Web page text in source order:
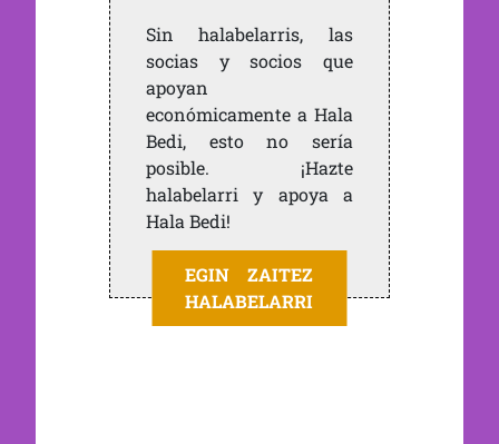
Sin halabelarris, las
socias y socios que
apoyan
económicamente a Hala
Bedi, esto no sería
posible. ¡Hazte
halabelarri y apoya a
Hala Bedi!
EGIN ZAITEZ
HALABELARRI